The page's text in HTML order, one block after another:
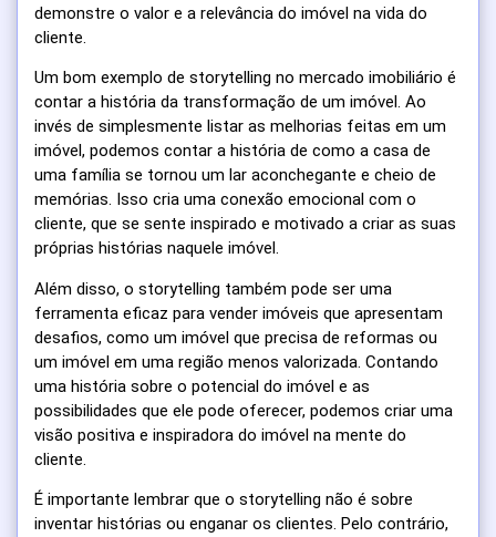
demonstre o valor e a relevância do imóvel na vida do
cliente.
Um bom exemplo de storytelling no mercado imobiliário é
contar a história da transformação de um imóvel. Ao
invés de simplesmente listar as melhorias feitas em um
imóvel, podemos contar a história de como a casa de
uma família se tornou um lar aconchegante e cheio de
memórias. Isso cria uma conexão emocional com o
cliente, que se sente inspirado e motivado a criar as suas
próprias histórias naquele imóvel.
Além disso, o storytelling também pode ser uma
ferramenta eficaz para vender imóveis que apresentam
desafios, como um imóvel que precisa de reformas ou
um imóvel em uma região menos valorizada. Contando
uma história sobre o potencial do imóvel e as
possibilidades que ele pode oferecer, podemos criar uma
visão positiva e inspiradora do imóvel na mente do
cliente.
É importante lembrar que o storytelling não é sobre
inventar histórias ou enganar os clientes. Pelo contrário,